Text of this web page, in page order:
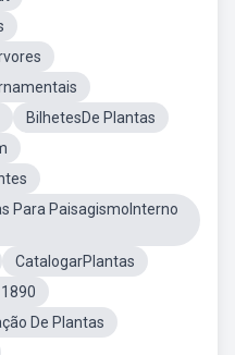
BilhetesDe Plantas
Para PaisagismoInterno
CatalogarPlantas
De Plantas